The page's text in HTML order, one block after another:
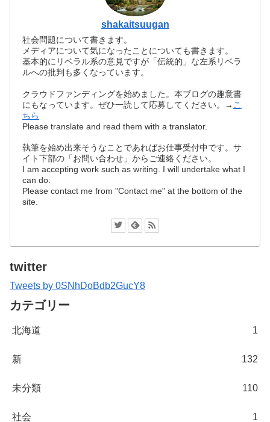
shakaitsuugan
社会問題について書きます。
メディアについて気になったことについても書きます。
基本的にリベラル系の意見ですが「伝統的」な左系リベラ
ルへの批判も多くなっています。
クラウドファンディングを始めました。本ブログの趣意書
にもなっています。ぜひ一読して応募してください。→ こ
ちら
Please translate and read them with a translator.
執筆を始め出来そうなことであればお仕事受付中です。サ
イト下部の「お問い合わせ」からご連絡ください。
I am accepting work such as writing. I will undertake what I
can do.
Please contact me from "Contact me" at the bottom of the
site.
twitter
Tweets by 0SNhDoBdb2GucY8
カテゴリー
北海道 1
新 132
未分類 110
社会 1